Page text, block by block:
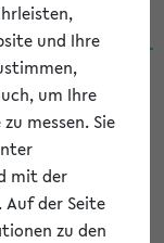
und Ihre
um Ihre
messen. Sie
mit der
der Seite
zu den